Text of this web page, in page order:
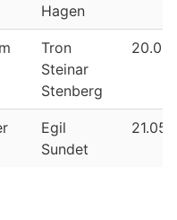
Hagen
Tron
Steinar
Stenberg
Egil
Sundet